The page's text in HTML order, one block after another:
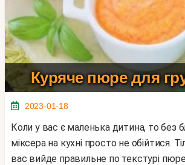
Куряче пюре для
2023-01-18
Коли у вас є маленька дитина, то без блендера або
міксера на кухні просто не обійтися.
вас вийде правильне по текстурі